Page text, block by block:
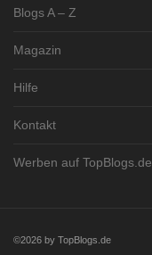
Blogs A – Z
Magazin
Hilfe
Kontakt
Werben auf TopBlogs.de
©2026 by TopBlogs.de